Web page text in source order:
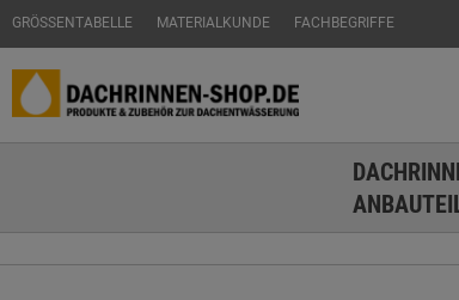
GRÖSSENTABELLE MATERIALKUNDE FACHBEGRIFFE